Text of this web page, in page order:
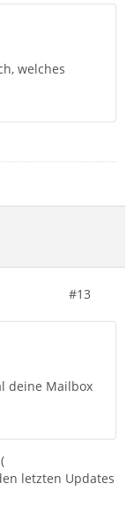
welches
#13
deine Mailbox
letzten Updates